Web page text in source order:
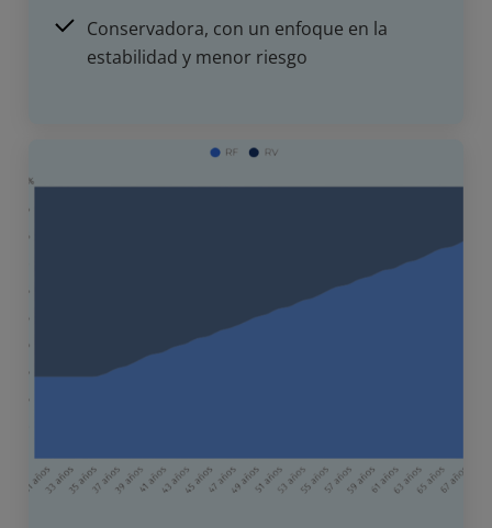
Conservadora, con un enfoque en la
estabilidad y menor riesgo